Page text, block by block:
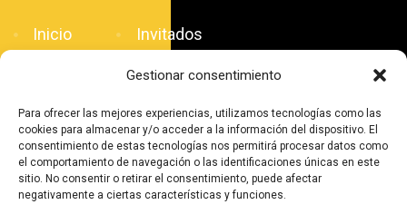
Gestionar consentimiento
Para ofrecer las mejores experiencias, utilizamos tecnologías como las
cookies para almacenar y/o acceder a la información del dispositivo. El
consentimiento de estas tecnologías nos permitirá procesar datos como
el comportamiento de navegación o las identificaciones únicas en este
sitio. No consentir o retirar el consentimiento, puede afectar
negativamente a ciertas características y funciones.
Inicio
Agenda
Invitados
Patrocinadores